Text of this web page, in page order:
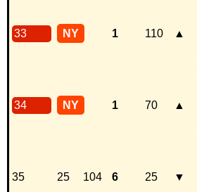
33 NY 1 110 ▲
34 NY 1 70 ▲
35 25 104 6 25 ▼